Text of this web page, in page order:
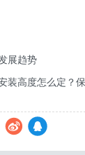
展趋势
装高度怎么定？